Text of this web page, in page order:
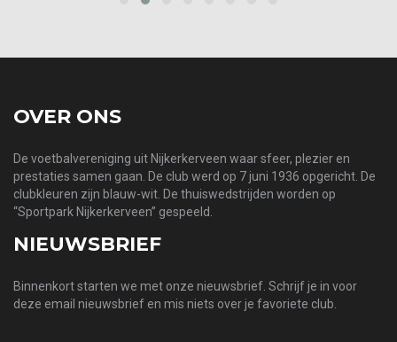
OVER ONS
De voetbalvereniging uit Nijkerkerveen waar sfeer, plezier en
prestaties samen gaan. De club werd op 7 juni 1936 opgericht. De
clubkleuren zijn blauw-wit. De thuiswedstrijden worden op
“Sportpark Nijkerkerveen” gespeeld.
NIEUWSBRIEF
Binnenkort starten we met onze nieuwsbrief. Schrijf je in voor
deze email nieuwsbrief en mis niets over je favoriete club.